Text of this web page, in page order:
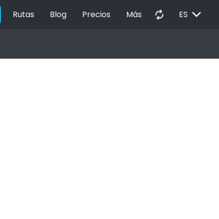
Rutas Blog Precios Más autorenew ES EXPAND_MORE